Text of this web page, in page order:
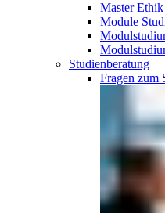
Master Ethik
Module
Studien­beratung
Fragen zum